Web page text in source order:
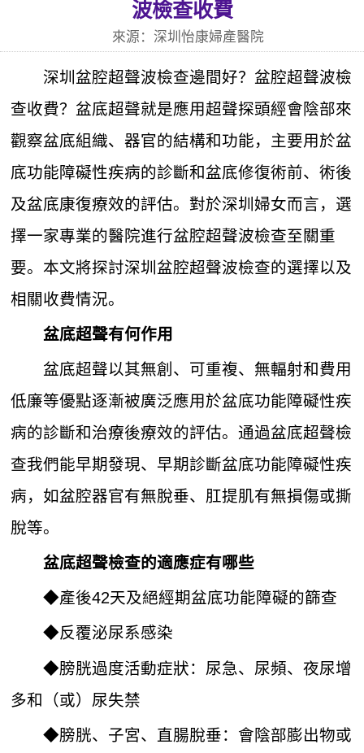
波檢查收費
來源：深圳怡康婦產醫院
深圳盆腔超聲波檢查邊間好？盆腔超聲波檢
查收費？盆底超聲就是應用超聲探頭經會陰部來
觀察盆底組織、器官的結構和功能，主要用於盆
底功能障礙性疾病的診斷和盆底修復術前、術後
及盆底康復療效的評估。對於深圳婦女而言，選
擇一家專業的醫院進行盆腔超聲波檢查至關重
要。本文將探討深圳盆腔超聲波檢查的選擇以及
相關收費情況。
盆底超聲有何作用
盆底超聲以其無創、可重複、無輻射和費用
低廉等優點逐漸被廣泛應用於盆底功能障礙性疾
病的診斷和治療後療效的評估。通過盆底超聲檢
查我們能早期發現、早期診斷盆底功能障礙性疾
病，如盆腔器官有無脫垂、肛提肌有無損傷或撕
脫等。
盆底超聲檢查的適應症有哪些
◆產後42天及絕經期盆底功能障礙的篩查
◆反覆泌尿系感染
◆膀胱過度活動症狀：尿急、尿頻、夜尿增
多和（或）尿失禁
◆膀胱、子宮、直腸脫垂：會陰部膨出物或